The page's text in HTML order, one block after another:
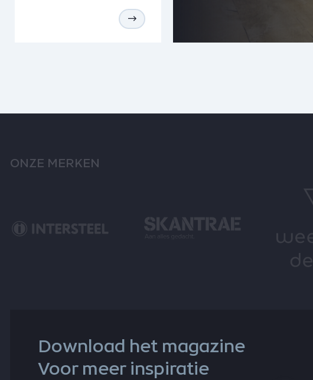
ONZE MERKEN
Download het magazine
Voor meer inspiratie